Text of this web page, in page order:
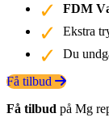
FDM
Ekstra
Du
Få tilbud
Få tilbud på Mg